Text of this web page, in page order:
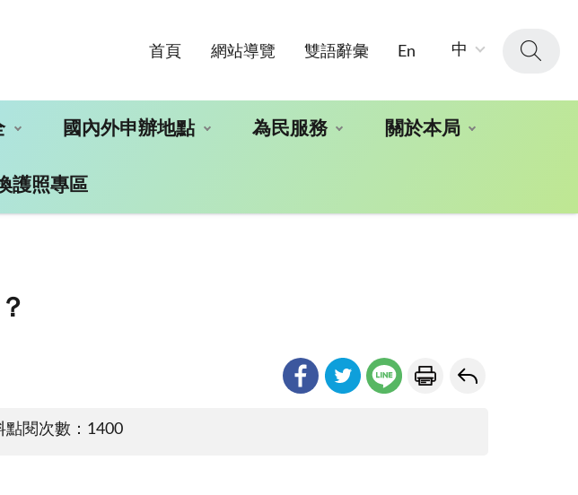
首頁 網站導覽 雙語辭彙 En 中
國內外申辦地點 為民服務 關於本局
護照專區
點閱次數：1400